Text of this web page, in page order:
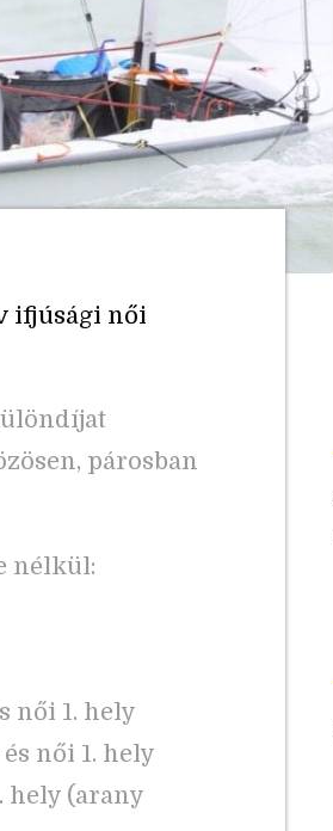
ifjúsági női
párosban
nélkül:
női 1. hely
női 1. hely
hely (arany